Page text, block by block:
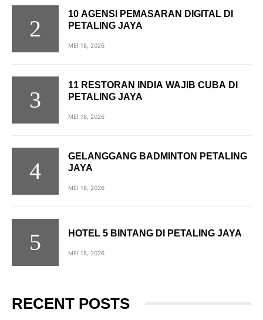
10 AGENSI PEMASARAN DIGITAL DI
PETALING JAYA
MEI 18, 2026
11 RESTORAN INDIA WAJIB CUBA DI
PETALING JAYA
MEI 18, 2026
GELANGGANG BADMINTON PETALING
JAYA
MEI 18, 2026
HOTEL 5 BINTANG DI PETALING JAYA
MEI 18, 2026
RECENT POSTS